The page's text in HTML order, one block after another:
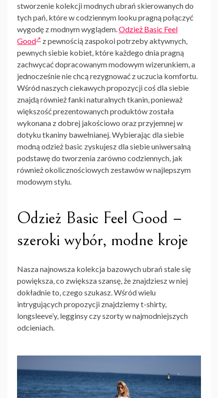
stworzenie kolekcji modnych ubrań skierowanych do
tych pań, które w codziennym looku pragną połączyć
wygodę z modnym wyglądem. Odzież Basic Feel
Good
z pewnością zaspokoi potrzeby aktywnych,
pewnych siebie kobiet, które każdego dnia pragną
zachwycać dopracowanym modowym wizerunkiem, a
jednocześnie nie chcą rezygnować z uczucia komfortu.
Wśród naszych ciekawych propozycji coś dla siebie
znajdą również fanki naturalnych tkanin, ponieważ
większość prezentowanych produktów została
wykonana z dobrej jakościowo oraz przyjemnej w
dotyku tkaniny bawełnianej. Wybierając dla siebie
modną odzież basic zyskujesz dla siebie uniwersalną
podstawę do tworzenia zarówno codziennych, jak
również okolicznościowych zestawów w najlepszym
modowym stylu.
Odzież Basic Feel Good –
szeroki wybór, modne kroje
Nasza najnowsza kolekcja bazowych ubrań stale się
powiększa, co zwiększa szansę, że znajdziesz w niej
dokładnie to, czego szukasz. Wśród wielu
intrygujących propozycji znajdziemy t-shirty,
longsleeve’y, legginsy czy szorty w najmodniejszych
odcieniach.